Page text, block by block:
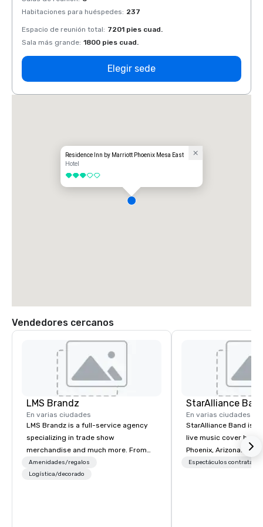
Habitaciones para huéspedes: 237
Espacio de reunión total: 7201 pies cuad.
Sala más grande: 1800 pies cuad.
Elegir sede
Residence Inn by Marriott Phoenix Mesa East
Hotel
3 de 5
Vendedores cercanos
LMS Brandz
En varias ciudades
LMS Brandz is a full-service agency
specializing in trade show
merchandise and much more. From
booth giveaways and branded apparel
to executive gifting, displays,
Amenidades/regalos
Logística/decorado
StarAlliance
En varias ciudades
StarAlliance Band is
live music cover band
Phoenix, Arizona. Led
class vocalist Star
Espectáculos contratados